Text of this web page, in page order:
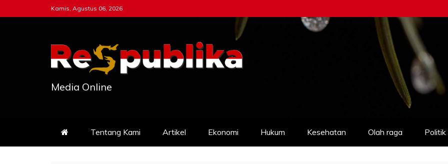
to
Kamis, Agustus 06, 2026
Media Online
Tentang Kami Artikel Ekonomi Hukum Kesehatan Olah raga Politik